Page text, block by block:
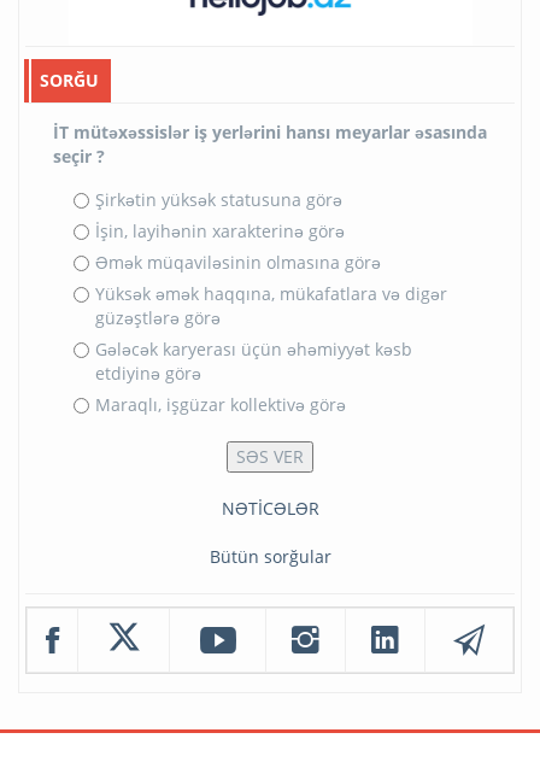
SORĞU
İT mütəxəssislər iş yerlərini hansı meyarlar əsasında
seçir ?
Şirkətin yüksək statusuna görə
İşin, layihənin xarakterinə görə
Əmək müqaviləsinin olmasına görə
Yüksək əmək haqqına, mükafatlara və digər
güzəştlərə görə
Gələcək karyerası üçün əhəmiyyət kəsb
etdiyinə görə
Maraqlı, işgüzar kollektivə görə
NƏTİCƏLƏR
Bütün sorğular